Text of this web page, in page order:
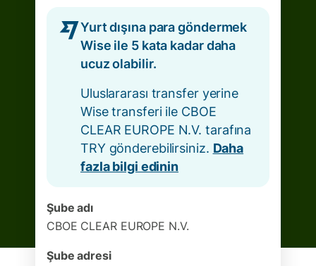
Yurt dışına para göndermek
Wise ile 5 kata kadar daha
ucuz olabilir.
Uluslararası transfer yerine
Wise transferi ile CBOE
CLEAR EUROPE N.V. tarafına
TRY gönderebilirsiniz. Daha
fazla bilgi edinin
Şube adı
CBOE CLEAR EUROPE N.V.
Şube adresi